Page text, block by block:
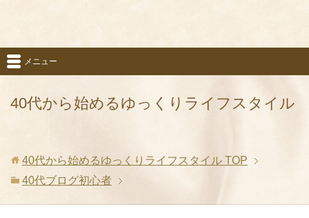
40代から始めるゆっくりライフスタイル
メニュー
40代から始めるゆっくりライフスタイル TOP
40代ブログ初心者